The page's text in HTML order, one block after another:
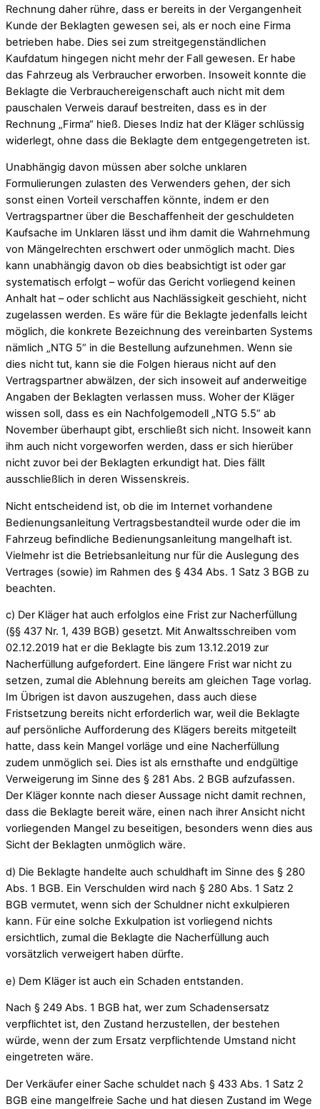
Rechnung daher rühre, dass er bereits in der Vergangenheit
Kunde der Beklagten gewesen sei, als er noch eine Firma
betrieben habe. Dies sei zum streitgegenständlichen
Kaufdatum hingegen nicht mehr der Fall gewesen. Er habe
das Fahrzeug als Verbraucher erworben. Insoweit konnte die
Beklagte die Verbrauchereigenschaft auch nicht mit dem
pauschalen Verweis darauf bestreiten, dass es in der
Rechnung „Firma“ hieß. Dieses Indiz hat der Kläger schlüssig
widerlegt, ohne dass die Beklagte dem entgegengetreten ist.
Unabhängig davon müssen aber solche unklaren
Formulierungen zulasten des Verwenders gehen, der sich
sonst einen Vorteil verschaffen könnte, indem er den
Vertragspartner über die Beschaffenheit der geschuldeten
Kaufsache im Unklaren lässt und ihm damit die Wahrnehmung
von Mängelrechten erschwert oder unmöglich macht. Dies
kann unabhängig davon ob dies beabsichtigt ist oder gar
systematisch erfolgt – wofür das Gericht vorliegend keinen
Anhalt hat – oder schlicht aus Nachlässigkeit geschieht, nicht
zugelassen werden. Es wäre für die Beklagte jedenfalls leicht
möglich, die konkrete Bezeichnung des vereinbarten Systems
nämlich „NTG 5“ in die Bestellung aufzunehmen. Wenn sie
dies nicht tut, kann sie die Folgen hieraus nicht auf den
Vertragspartner abwälzen, der sich insoweit auf anderweitige
Angaben der Beklagten verlassen muss. Woher der Kläger
wissen soll, dass es ein Nachfolgemodell „NTG 5.5“ ab
November überhaupt gibt, erschließt sich nicht. Insoweit kann
ihm auch nicht vorgeworfen werden, dass er sich hierüber
nicht zuvor bei der Beklagten erkundigt hat. Dies fällt
ausschließlich in deren Wissenskreis.
Nicht entscheidend ist, ob die im Internet vorhandene
Bedienungsanleitung Vertragsbestandteil wurde oder die im
Fahrzeug befindliche Bedienungsanleitung mangelhaft ist.
Vielmehr ist die Betriebsanleitung nur für die Auslegung des
Vertrages (sowie) im Rahmen des § 434 Abs. 1 Satz 3 BGB zu
beachten.
c) Der Kläger hat auch erfolglos eine Frist zur Nacherfüllung
(§§ 437 Nr. 1, 439 BGB) gesetzt. Mit Anwaltsschreiben vom
02.12.2019 hat er die Beklagte bis zum 13.12.2019 zur
Nacherfüllung aufgefordert. Eine längere Frist war nicht zu
setzen, zumal die Ablehnung bereits am gleichen Tage vorlag.
Im Übrigen ist davon auszugehen, dass auch diese
Fristsetzung bereits nicht erforderlich war, weil die Beklagte
auf persönliche Aufforderung des Klägers bereits mitgeteilt
hatte, dass kein Mangel vorläge und eine Nacherfüllung
zudem unmöglich sei. Dies ist als ernsthafte und endgültige
Verweigerung im Sinne des § 281 Abs. 2 BGB aufzufassen.
Der Kläger konnte nach dieser Aussage nicht damit rechnen,
dass die Beklagte bereit wäre, einen nach ihrer Ansicht nicht
vorliegenden Mangel zu beseitigen, besonders wenn dies aus
Sicht der Beklagten unmöglich wäre.
d) Die Beklagte handelte auch schuldhaft im Sinne des § 280
Abs. 1 BGB. Ein Verschulden wird nach § 280 Abs. 1 Satz 2
BGB vermutet, wenn sich der Schuldner nicht exkulpieren
kann. Für eine solche Exkulpation ist vorliegend nichts
ersichtlich, zumal die Beklagte die Nacherfüllung auch
vorsätzlich verweigert haben dürfte.
e) Dem Kläger ist auch ein Schaden entstanden.
Nach § 249 Abs. 1 BGB hat, wer zum Schadensersatz
verpflichtet ist, den Zustand herzustellen, der bestehen
würde, wenn der zum Ersatz verpflichtende Umstand nicht
eingetreten wäre.
Der Verkäufer einer Sache schuldet nach § 433 Abs. 1 Satz 2
BGB eine mangelfreie Sache und hat diesen Zustand im Wege